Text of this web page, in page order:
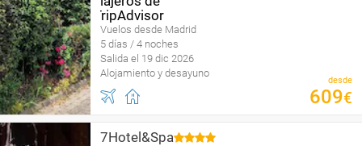
Vuelos desde Madrid
5 días / 4 noches
Salida el 19 dic 2026
Alojamiento y desayuno
desde
609€
7Hotel&Spa